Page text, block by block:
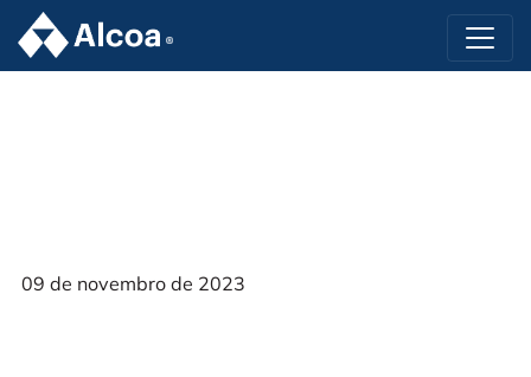
09 de novembro de 2023